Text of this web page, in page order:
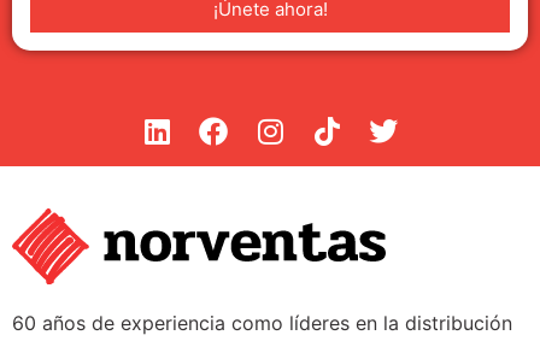
¡Únete ahora!
60 años de experiencia como líderes en la distribución